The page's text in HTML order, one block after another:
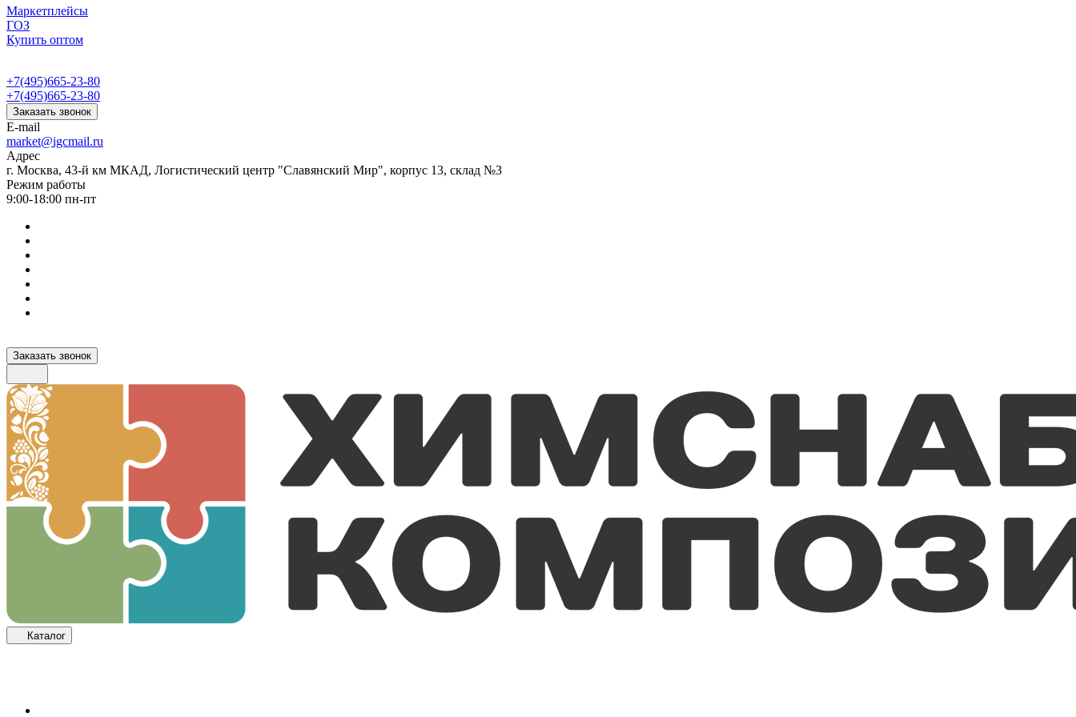
Маркетплейсы
ГОЗ
Купить оптом
+7(495)665-23-80
+7(495)665-23-80
Заказать звонок
E-mail
market@igcmail.ru
Адрес
г. Москва, 43-й км МКАД, Логистический центр "Славянский Мир", корпус 13, склад №3
Режим работы
9:00-18:00 пн-пт
Заказать звонок
Каталог